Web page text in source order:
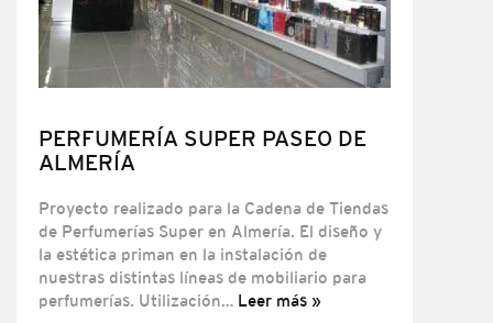
PERFUMERÍA SUPER PASEO DE
ALMERÍA
Proyecto realizado para la Cadena de Tiendas
de Perfumerías Super en Almería. El diseño y
la estética priman en la instalación de
nuestras distintas líneas de mobiliario para
perfumerías. Utilización… Leer más »